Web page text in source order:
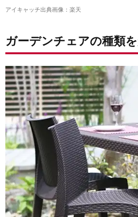
アイキャッチ出典画像： 楽天
ガーデンチェアの種類